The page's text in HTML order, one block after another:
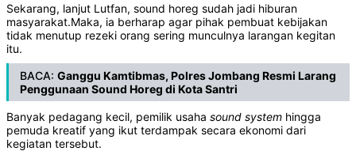
Sekarang, lanjut Lutfan, sound horeg sudah jadi hiburan
masyarakat.Maka, ia berharap agar pihak pembuat kebijakan
tidak menutup rezeki orang sering munculnya larangan kegitan
itu.
BACA: Ganggu Kamtibmas, Polres Jombang Resmi Larang
Penggunaan Sound Horeg di Kota Santri
Banyak pedagang kecil, pemilik usaha sound system hingga
pemuda kreatif yang ikut terdampak secara ekonomi dari
kegiatan tersebut.